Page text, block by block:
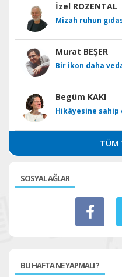
İzel ROZENTAL
Mizah ruhun
Murat BEŞER
Bir ikon daha
Begüm KAKI
Hikâyesine sahip
TÜM
SOSYAL AĞLAR
BU HAFTA NE YAPMALI ?